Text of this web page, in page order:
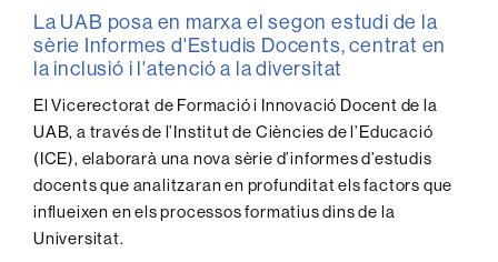
La UAB posa en marxa el segon estudi de la
sèrie Informes d'Estudis Docents, centrat en
la inclusió i l'atenció a la diversitat
El Vicerectorat de Formació i Innovació Docent de la
UAB, a través de l’Institut de Ciències de l’Educació
(ICE), elaborarà una nova sèrie d’informes d’estudis
docents que analitzaran en profunditat els factors que
influeixen en els processos formatius dins de la
Universitat.